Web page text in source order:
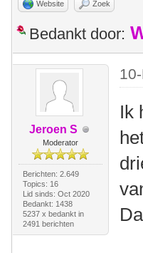
Website Zoek
Bedankt door:
Jeroen S
Moderator
Berichten: 2.649
Topics: 16
Lid sinds: Oct 2020
Bedankt: 1438
5237 x bedankt in
2491 berichten
Ik